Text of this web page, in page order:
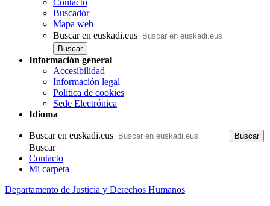
Contacto
Buscador
Mapa web
Buscar en euskadi.eus
Información general
Accesibilidad
Información legal
Política de cookies
Sede Electrónica
Idioma
Buscar en euskadi.eus
Buscar
Contacto
Mi carpeta
Departamento de Justicia y Derechos Humanos